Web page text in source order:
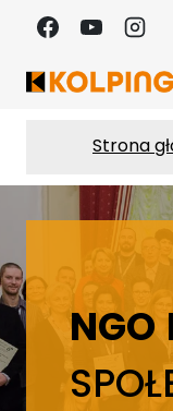
Przejdź
treści
Strona
NGO